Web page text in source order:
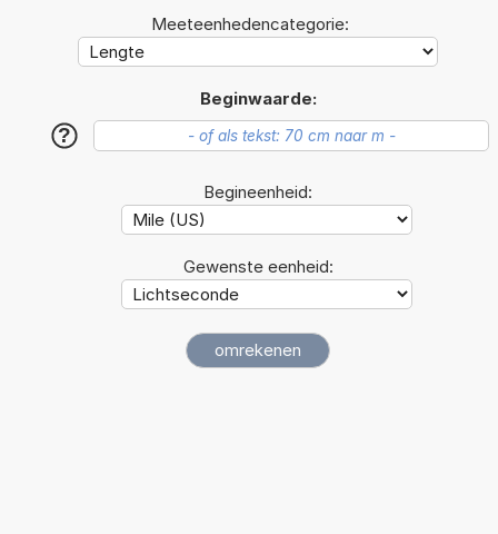
Meeteenhedencategorie:
Beginwaarde:
?
Begineenheid:
Gewenste eenheid: